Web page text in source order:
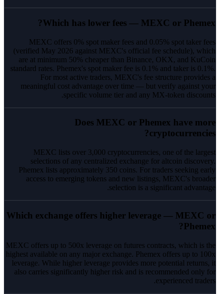
Which has lower fees — MEXC or Phemex?
MEXC offers 0% spot maker fees and 0.05% spot taker fees
(verified May 2026 against MEXC's official fee schedule), which
are at minimum 50% cheaper than Binance, OKX, and KuCoin
standard rates. Phemex's spot maker fee is 0.1% and taker is 0.1%.
For most active traders, MEXC's fee structure provides a
meaningful cost advantage over time — but verify against your
specific volume tier and any MX-token discounts.
Does MEXC or Phemex have more
cryptocurrencies?
MEXC lists over 3,000 cryptocurrencies, one of the largest
selections of any centralized exchange for altcoin discovery.
Phemex lists approximately 350 coins. For traders seeking early
access to emerging tokens and new listings, MEXC's broader
selection is a significant advantage.
Which exchange offers higher leverage — MEXC or
Phemex?
MEXC offers up to 500x leverage on futures contracts, which is the
highest available on any major exchange. Phemex offers up to 100x
leverage. While higher leverage provides more potential returns, it
also carries significantly higher risk and is recommended only for
experienced traders.